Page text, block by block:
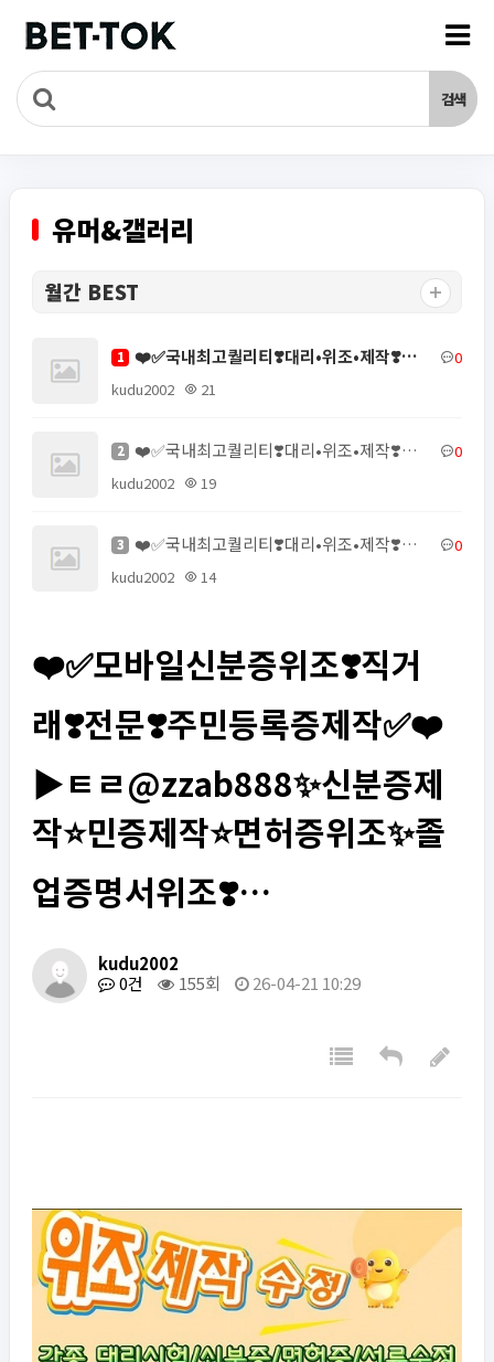
유머&갤러리
월간 BEST
1 ❤️✅국내최고퀄리티❣️대리•위조•제작❣️모바일신분증위조❣️주민등록증제작✅❤️▶ㅌㄹ@zzab888✨신분증제작⭐…
0
kudu2002
21
2 ❤️✅국내최고퀄리티❣️대리•위조•제작❣️모바일신분증위조❣️주민등록증제작✅❤️▶ㅌㄹ@zzab888✨신분증제작⭐…
0
kudu2002
19
3 ❤️✅국내최고퀄리티❣️대리•위조•제작❣️모바일신분증위조•직거래•전문•주민등록증제작✅❤️▶텔레@vobo550✨…
0
kudu2002
14
❤️✅모바일신분증위조❣️직거
래❣️전문❣️주민등록증제작✅❤️
▶ㅌㄹ@zzab888✨신분증제
작⭐민증제작⭐면허증위조✨졸
업증명서위조❣️…
kudu2002
0건
155회 26-04-21 10:29